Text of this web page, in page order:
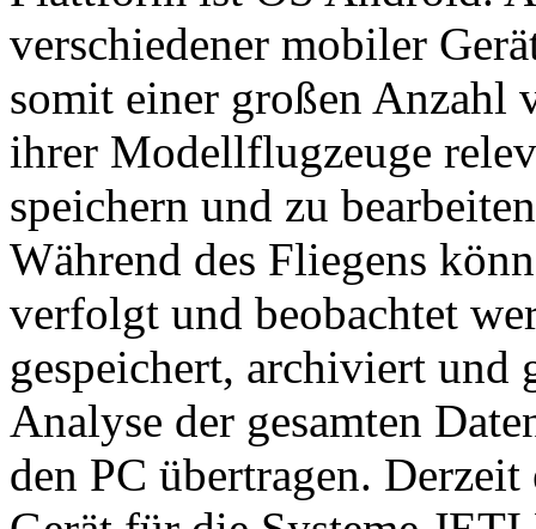
verschiedener mobiler
somit einer großen Anzahl
ihrer Modellflugzeuge
speichern und zu
Während des Fliegens
verfolgt und beobachtet
gespeichert, archiviert und
Analyse der gesamten
den PC übertragen.